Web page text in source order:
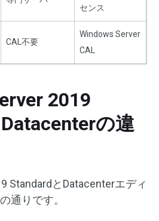
センス
CAL不要
Windows Server
CAL
2019
の違
StandardとDatacenterエディ
通りです。